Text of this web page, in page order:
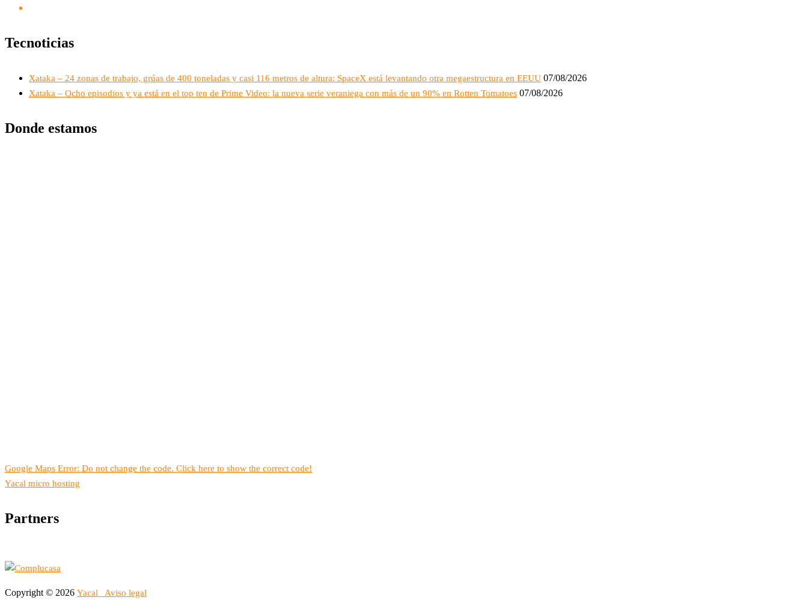
Tecnoticias
Xataka – 24 zonas de trabajo, grúas de 400 toneladas y casi 116 metros de altura: SpaceX está levantando otra megaestructura en EEUU 07/08/2026
Xataka – Ocho episodios y ya está en el top ten de Prime Video: la nueva serie veraniega con más de un 90% en Rotten Tomatoes 07/08/2026
Donde estamos
Google Maps Error: Do not change the code. Click here to show the correct code!
Yacal micro hosting
Partners
Copyright © 2026 Yacal Aviso legal